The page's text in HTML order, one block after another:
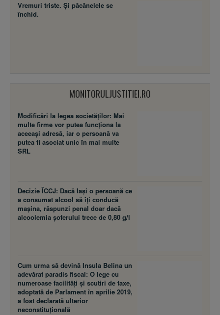
Vremuri triste. Şi păcănelele se
închid.
MONITORULJUSTITIEI.RO
Modificări la legea societăţilor: Mai
multe firme vor putea funcţiona la
aceeaşi adresă, iar o persoană va
putea fi asociat unic în mai multe
SRL
Decizie ÎCCJ: Dacă laşi o persoană ce
a consumat alcool să îţi conducă
maşina, răspunzi penal doar dacă
alcoolemia şoferului trece de 0,80 g/l
Cum urma să devină Insula Belina un
adevărat paradis fiscal: O lege cu
numeroase facilităţi şi scutiri de taxe,
adoptată de Parlament în aprilie 2019,
a fost declarată ulterior
neconstituţională